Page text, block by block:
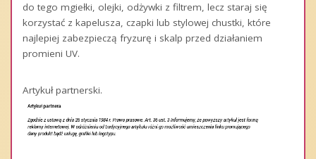
do tego mgiełki, olejki, odżywki z filtrem, lecz staraj się
korzystać z kapelusza, czapki lub stylowej chustki, które
najlepiej zabezpieczą fryzurę i skalp przed działaniem
promieni UV.
Artykuł partnerski.